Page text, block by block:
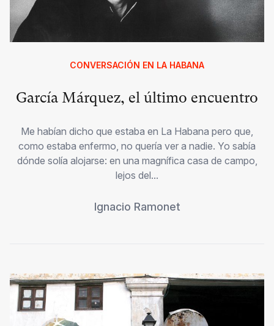
CONVERSACIÓN EN LA HABANA
García Márquez, el último encuentro
Me habían dicho que estaba en La Habana pero que,
como estaba enfermo, no quería ver a nadie. Yo sabía
dónde solía alojarse: en una magnífica casa de campo,
lejos del...
Ignacio Ramonet